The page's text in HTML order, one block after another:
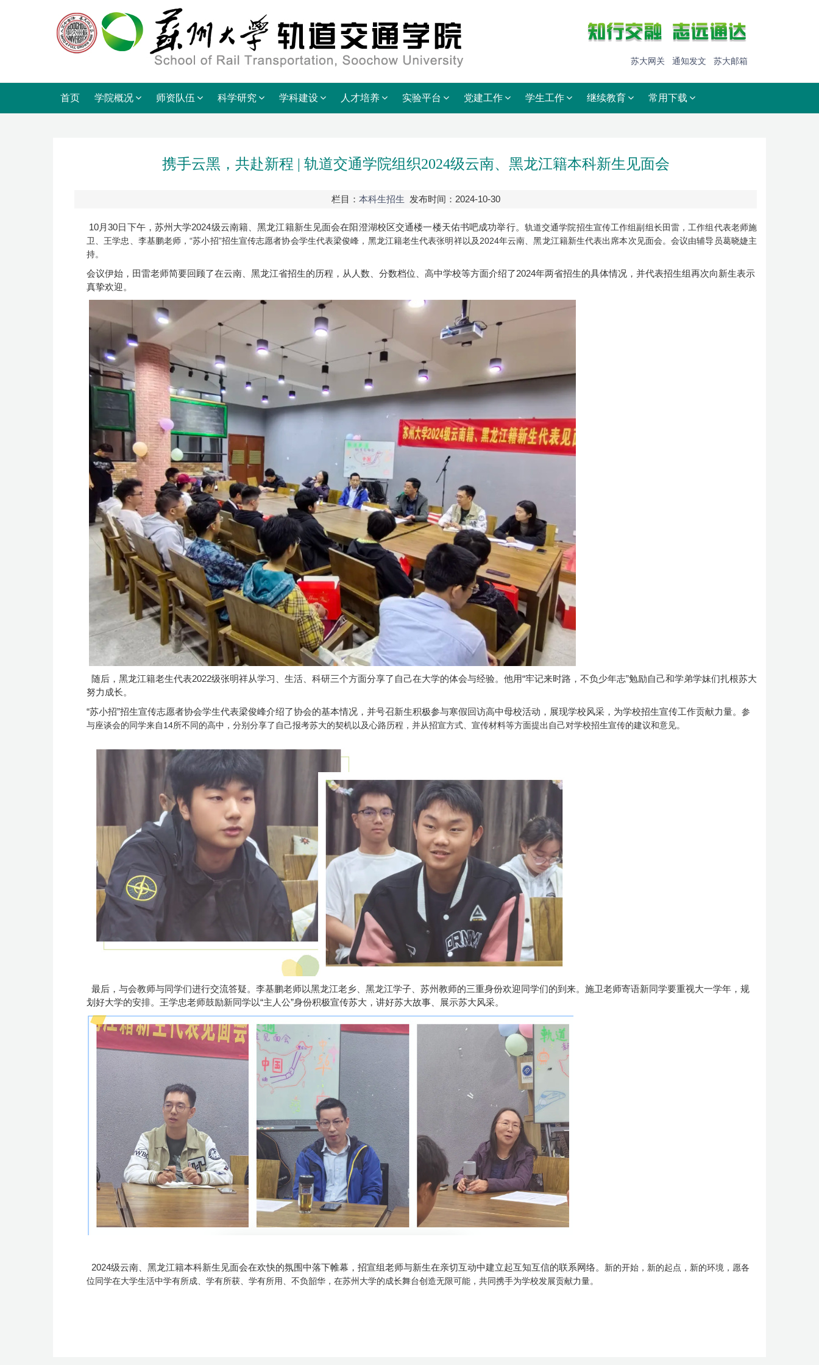
苏大网关 通知发文 苏大邮箱
首页 学院概况 师资队伍 科学研究 学科建设 人才培养 实验平台 党建工作 学生工作 继续教育 常用下载
携手云黑，共赴新程 | 轨道交通学院组织2024级云南、黑龙江籍本科新生见面会
栏目： 本科生招生 发布时间：2024-10-30
10月30日下午，苏州大学2024级云南籍、黑龙江籍新生见面会在阳澄湖校区交通楼一楼天佑书吧成功举行。 轨道交通学院招生宣传工作组副组长田雷，工作组代表老师施
卫、王学忠、李基鹏老师，“苏小招”招生宣传志愿者协会学生代表梁俊峰，黑龙江籍老生代表张明祥以及2024年云南、黑龙江籍新生代表出席本次见面会。会议由辅导员葛晓婕主
持。
会议伊始，田雷老师简要回顾了在云南、黑龙江省招生的历程，从人数、分数档位、高中学校等方面介绍了2024年两省招生的具体情况，并代表招生组再次向新生表示
真挚欢迎。
随后，黑龙江籍老生代表2022级张明祥从学习、生活、科研三个方面分享了自己在大学的体会与经验。他用“牢记来时路，不负少年志”勉励自己和学弟学妹们扎根苏大
努力成长。
“苏小招”招生宣传志愿者协会学生代表梁俊峰介绍了协会的基本情况，并号召新生积极参与寒假回访高中母校活动，展现学校风采，为学校招生宣传工作贡献力量。 参
与座谈会的同学来自14所不同的高中，分别分享了自己报考苏大的契机以及心路历程，并从招宣方式、宣传材料等方面提出自己对学校招生宣传的建议和意见。
最后，与会教师与同学们进行交流答疑。李基鹏老师以黑龙江老乡、黑龙江学子、苏州教师的三重身份欢迎同学们的到来。施卫老师寄语新同学要重视大一学年，规
划好大学的安排。王学忠老师鼓励新同学以“主人公”身份积极宣传苏大，讲好苏大故事、展示苏大风采。
2024级云南、黑龙江籍本科新生见面会在欢快的氛围中落下帷幕，招宣组老师与新生在亲切互动中建立起互知互信的联系网络。 新的开始，新的起点，新的环境，愿各
位同学在大学生活中学有所成、学有所获、学有所用、不负韶华，在苏州大学的成长舞台创造无限可能，共同携手为学校发展贡献力量。